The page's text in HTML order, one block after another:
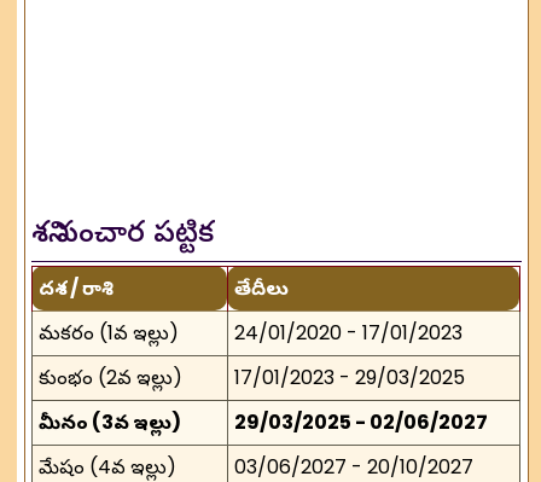
శని సంచార పట్టిక
దశ / రాశి
తేదీలు
మకరం (1వ ఇల్లు)
24/01/2020 - 17/01/2023
కుంభం (2వ ఇల్లు)
17/01/2023 - 29/03/2025
మీనం (3వ ఇల్లు)
29/03/2025 - 02/06/2027
మేషం (4వ ఇల్లు)
03/06/2027 - 20/10/2027